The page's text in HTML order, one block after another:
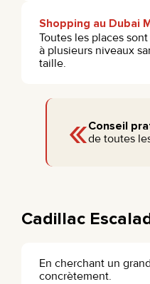
Shopping au Dubai
Toutes les places
à plusieurs niveaux
taille.
«Conseil
de toutes
Cadillac
En cherchant un
concrètement.